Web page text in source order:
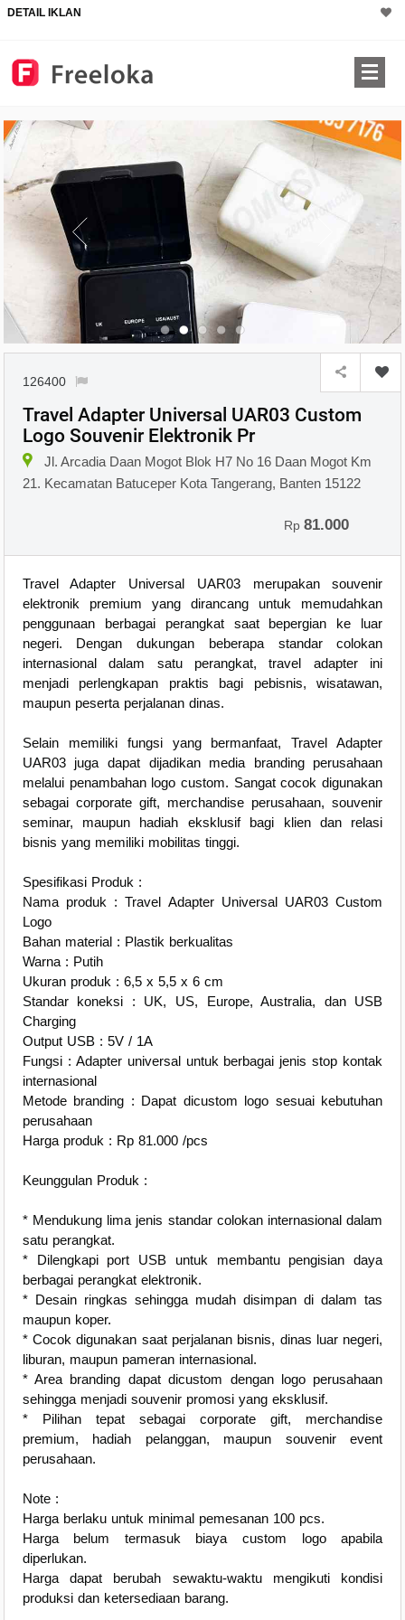
DETAIL IKLAN
126400
Travel Adapter Universal UAR03 Custom
Logo Souvenir Elektronik Pr
Jl. Arcadia Daan Mogot Blok H7 No 16 Daan Mogot Km
21. Kecamatan Batuceper Kota Tangerang, Banten 15122
Rp81.000
Travel Adapter Universal UAR03 merupakan souvenir
elektronik premium yang dirancang untuk memudahkan
penggunaan berbagai perangkat saat bepergian ke luar
negeri. Dengan dukungan beberapa standar colokan
internasional dalam satu perangkat, travel adapter ini
menjadi perlengkapan praktis bagi pebisnis, wisatawan,
maupun peserta perjalanan dinas.
Selain memiliki fungsi yang bermanfaat, Travel Adapter
UAR03 juga dapat dijadikan media branding perusahaan
melalui penambahan logo custom. Sangat cocok digunakan
sebagai corporate gift, merchandise perusahaan, souvenir
seminar, maupun hadiah eksklusif bagi klien dan relasi
bisnis yang memiliki mobilitas tinggi.
Spesifikasi Produk :
Nama produk : Travel Adapter Universal UAR03 Custom
Logo
Bahan material : Plastik berkualitas
Warna : Putih
Ukuran produk : 6,5 x 5,5 x 6 cm
Standar koneksi : UK, US, Europe, Australia, dan USB
Charging
Output USB : 5V / 1A
Fungsi : Adapter universal untuk berbagai jenis stop kontak
internasional
Metode branding : Dapat dicustom logo sesuai kebutuhan
perusahaan
Harga produk : Rp 81.000 /pcs
Keunggulan Produk :
* Mendukung lima jenis standar colokan internasional dalam
satu perangkat.
* Dilengkapi port USB untuk membantu pengisian daya
berbagai perangkat elektronik.
* Desain ringkas sehingga mudah disimpan di dalam tas
maupun koper.
* Cocok digunakan saat perjalanan bisnis, dinas luar negeri,
liburan, maupun pameran internasional.
* Area branding dapat dicustom dengan logo perusahaan
sehingga menjadi souvenir promosi yang eksklusif.
* Pilihan tepat sebagai corporate gift, merchandise
premium, hadiah pelanggan, maupun souvenir event
perusahaan.
Note :
Harga berlaku untuk minimal pemesanan 100 pcs.
Harga belum termasuk biaya custom logo apabila
diperlukan.
Harga dapat berubah sewaktu-waktu mengikuti kondisi
produksi dan ketersediaan barang.